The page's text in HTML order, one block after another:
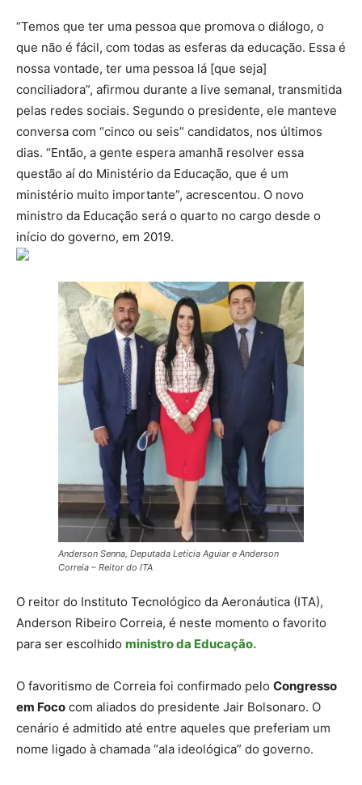
“Temos que ter uma pessoa que promova o diálogo, o
que não é fácil, com todas as esferas da educação. Essa é
nossa vontade, ter uma pessoa lá [que seja]
conciliadora”, afirmou durante a live semanal, transmitida
pelas redes sociais. Segundo o presidente, ele manteve
conversa com “cinco ou seis” candidatos, nos últimos
dias. “Então, a gente espera amanhã resolver essa
questão aí do Ministério da Educação, que é um
ministério muito importante”, acrescentou. O novo
ministro da Educação será o quarto no cargo desde o
início do governo, em 2019.
Anderson Senna, Deputada Leticia Aguiar e Anderson
Correia – Reitor do ITA
O reitor do Instituto Tecnológico da Aeronáutica (ITA),
Anderson Ribeiro Correia, é neste momento o favorito
para ser escolhido ministro da Educação.
O favoritismo de Correia foi confirmado pelo Congresso
em Foco com aliados do presidente Jair Bolsonaro. O
cenário é admitido até entre aqueles que preferiam um
nome ligado à chamada “ala ideológica” do governo.